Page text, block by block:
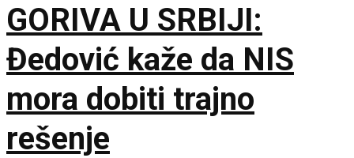
GORIVA U SRBIJI:
Đedović kaže da NIS
mora dobiti trajno
rešenje